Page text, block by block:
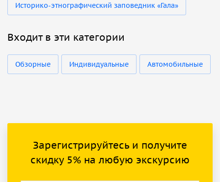
Историко-этнографический заповедник «Гала»
Входит в эти категории
Обзорные Индивидуальные Автомобильные
Зарегистрируйтесь и получите
скидку 5% на любую экскурсию